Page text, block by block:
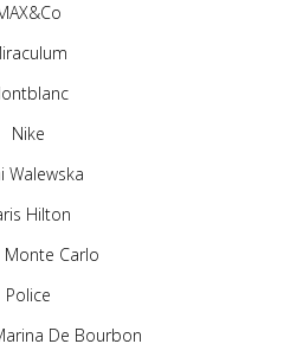
Nike
Walewska
Hilton
Monte Carlo
Police
De Bourbon